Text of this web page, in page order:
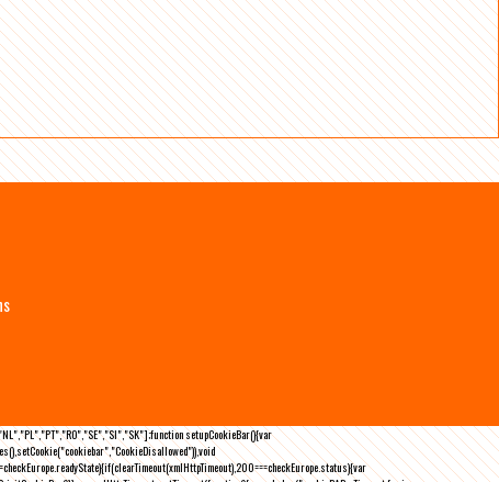
setupCookieBar(){var